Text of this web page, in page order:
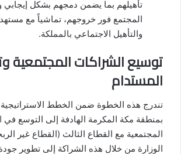
تأهيلهم بما يضمن دمجهم بشكل
المجتمع فور خروجهم، تماشياً مع
والتأهيل الاجتماعي بالمملكة.
توسيع الشراكات المجتمعية
المستدام
تندرج هذه الخطوة ضمن الخطط الاستراتيجية
بمنطقة مكة المكرمة الهادفة إلى التوسع في
المجتمعية مع القطاع الثالث (القطاع غير
الوزارة من خلال هذه الشراكة إلى تطوير